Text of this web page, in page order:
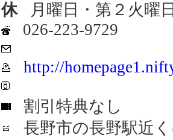
休月曜日・第２火曜
026-223-9729
http://
割引特典なし
長野市の長野駅近